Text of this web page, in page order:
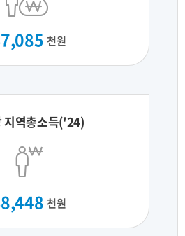
천원
지역총소득('24)
천원